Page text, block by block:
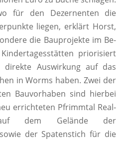
für den Dezernenten die
liegen, erklärt Horst,
die Bauprojekte im Be-
priorisiert
Auswirkung auf das
in Worms haben. Zwei der
Bauvorhaben sind hierbei
errichteten Pfrimmtal Real-
dem Gelände der
der Spatenstich für die